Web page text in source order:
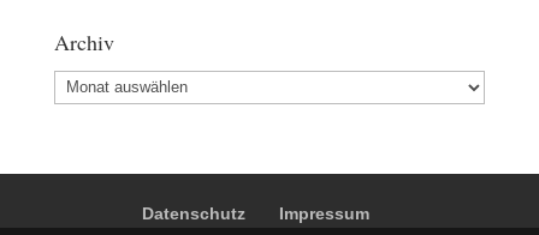
Archiv
Archiv
Datenschutz Impressum